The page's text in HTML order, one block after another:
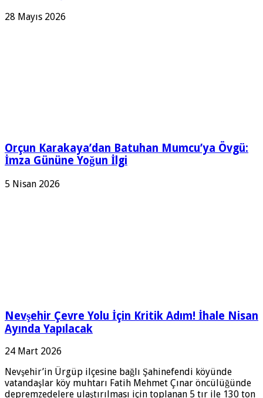
28 Mayıs 2026
Orçun Karakaya’dan Batuhan Mumcu’ya Övgü:
İmza Gününe Yoğun İlgi
5 Nisan 2026
Nevşehir Çevre Yolu İçin Kritik Adım! İhale Nisan
Ayında Yapılacak
24 Mart 2026
Nevşehir’in Ürgüp ilçesine bağlı Şahinefendi köyünde
vatandaşlar köy muhtarı Fatih Mehmet Çınar öncülüğünde
depremzedelere ulaştırılması için toplanan 5 tır ile 130 ton